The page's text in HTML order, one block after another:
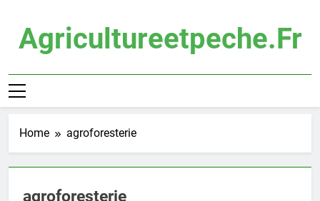
contentAgricultureetpeche.fr
Home agroforesterie
agroforesterie